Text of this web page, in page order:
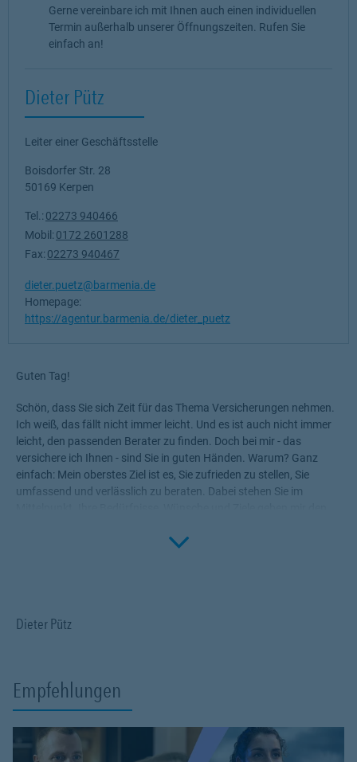
Guten Tag!
Schön, dass Sie sich Zeit für das Thema Versicherungen nehmen.
Ich weiß, das fällt nicht immer leicht. Und es ist auch nicht immer
leicht, den passenden Berater zu finden. Doch bei mir - das
versichere ich Ihnen - sind Sie in guten Händen. Warum? Ganz
einfach: Mein oberstes Ziel ist es, Sie zufrieden zu stellen, Sie
umfassend und verlässlich zu beraten. Dabei stehen Sie im
Versicherungen, die Ihnen die nötige Sicherheit geben, Ihr Leben
bin für Sie da.
Click to
Dieter Pütz
Gerne vereinbare ich mit Ihnen auch einen individuellen
Termin außerhalb unserer Öffnungszeiten. Rufen Sie
einfach an!
Dieter Pütz
Leiter einer Geschäftsstelle
Boisdorfer Str. 28
50169 Kerpen
Tel.: 02273 940466
Mobil: 0172 2601288
Fax: 02273 940467
dieter.puetz@barmenia.de
Homepage:
https://agentur.barmenia.de/dieter_puetz
Empfehlungen